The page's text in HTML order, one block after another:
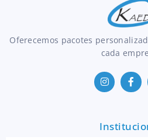
Oferecemos pacotes
cada